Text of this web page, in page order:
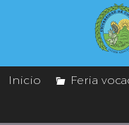
Inicio Feria